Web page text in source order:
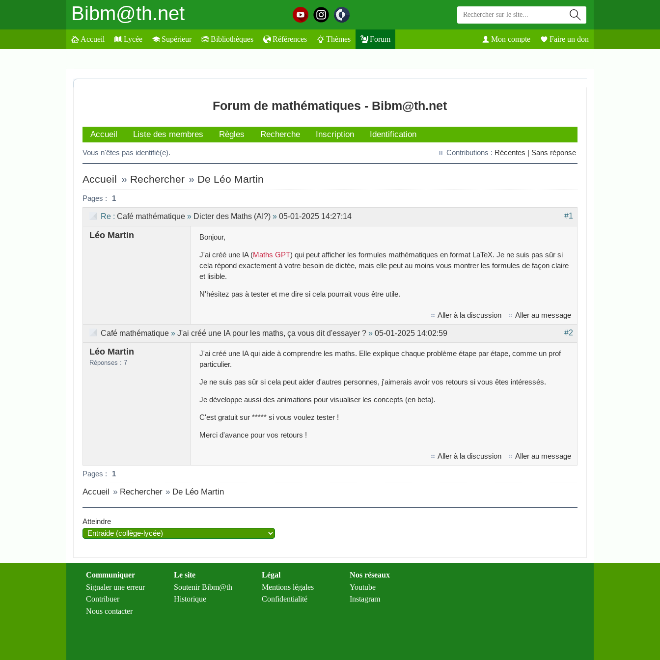
Bibm@th.net
Accueil Lycée Supérieur Bibliothèques Références Thèmes Forum Mon compte Faire un don
Forum de mathématiques - Bibm@th.net
Accueil Liste des membres Règles Recherche Inscription Identification
Vous n'êtes pas identifié(e). Contributions : Récentes | Sans réponse
Accueil » Rechercher » De Léo Martin
Pages : 1
#1
Re : Café mathématique » Dicter des Maths (AI?) » 05-01-2025 14:27:14
Léo Martin Bonjour,
J'ai créé une IA (Maths GPT) qui peut afficher les formules mathématiques en format LaTeX. Je ne suis pas sûr si
cela répond exactement à votre besoin de dictée, mais elle peut au moins vous montrer les formules de façon claire
et lisible.
N'hésitez pas à tester et me dire si cela pourrait vous être utile.
Aller à la discussion Aller au message
#2
Café mathématique » J'ai créé une IA pour les maths, ça vous dit d'essayer ? » 05-01-2025 14:02:59
Léo Martin
Réponses : 7
J'ai créé une IA qui aide à comprendre les maths. Elle explique chaque problème étape par étape, comme un prof
particulier.
Je ne suis pas sûr si cela peut aider d'autres personnes, j'aimerais avoir vos retours si vous êtes intéressés.
Je développe aussi des animations pour visualiser les concepts (en beta).
C'est gratuit sur ***** si vous voulez tester !
Merci d'avance pour vos retours !
Aller à la discussion Aller au message
Pages : 1
Accueil » Rechercher » De Léo Martin
Atteindre
Communiquer
Signaler une erreur
Contribuer
Nous contacter
Le site
Soutenir Bibm@th
Historique
Légal
Mentions légales
Confidentialité
Nos réseaux
Youtube
Instagram